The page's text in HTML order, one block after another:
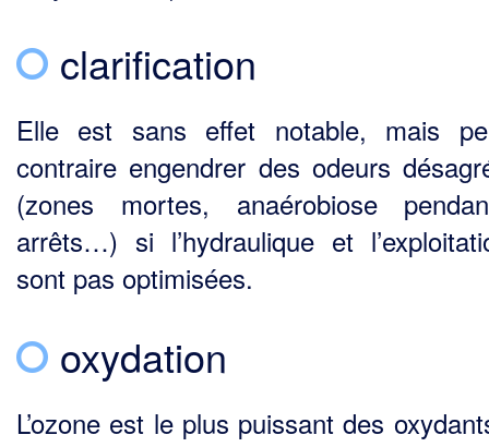
clarification
Elle est sans effet notable, mais
contraire engendrer des odeurs
(zones mortes, ana­érobiose
arrêts…) si l’hydraulique et
sont pas optimisées.
oxydation
L’ozone est le plus puissant des